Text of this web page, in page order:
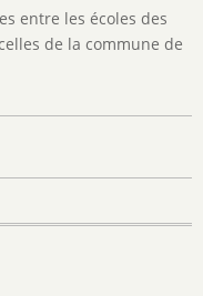
entre les écoles des
de la commune de